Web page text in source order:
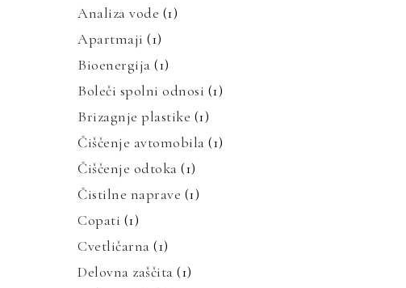
Analiza vode (1)
Apartmaji (1)
Bioenergija (1)
Boleči spolni odnosi (1)
Brizagnje plastike (1)
Čiščenje avtomobila (1)
Čiščenje odtoka (1)
Čistilne naprave (1)
Copati (1)
Cvetličarna (1)
Delovna zaščita (1)